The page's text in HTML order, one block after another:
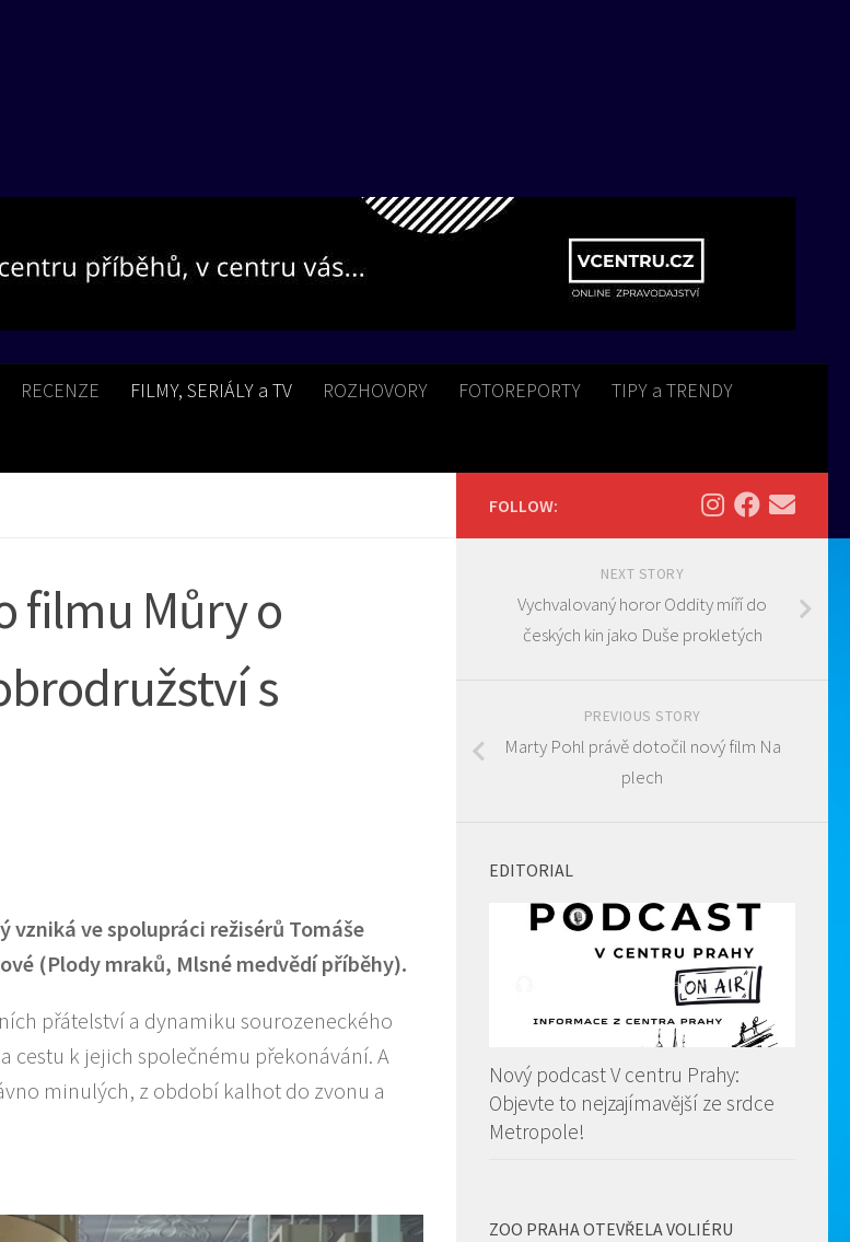
RECENZE FILMY, SERIÁLY a TV ROZHOVORY FOTOREPORTY TIPY a TRENDY
filmu Můry o
s
ve spolupráci režisérů Tomáše
(Plody mraků, Mlsné medvědí příběhy).
přátelství a dynamiku sourozeneckého
cestu k jejich společnému překonávání. A
minulých, z období kalhot do zvonu a
FOLLOW:
NEXT STORY
Vychvalovaný horor Oddity míří do
českých kin jako Duše prokletých
PREVIOUS STORY
Marty Pohl právě dotočil nový film Na
plech
EDITORIAL
Nový podcast V centru Prahy:
Objevte to nejzajímavější ze srdce
Metropole!
ZOO PRAHA OTEVŘELA VOLIÉRU